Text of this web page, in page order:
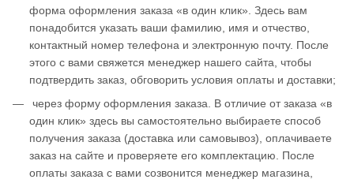
форма оформления заказа «в один клик». Здесь вам
понадобится указать ваши фамилию, имя и отчество,
контактный номер телефона и электронную почту. После
этого с вами свяжется менеджер нашего сайта, чтобы
подтвердить заказ, обговорить условия оплаты и доставки;
через форму оформления заказа. В отличие от заказа «в
один клик» здесь вы самостоятельно выбираете способ
получения заказа (доставка или самовывоз), оплачиваете
заказ на сайте и проверяете его комплектацию. После
оплаты заказа с вами созвонится менеджер магазина,